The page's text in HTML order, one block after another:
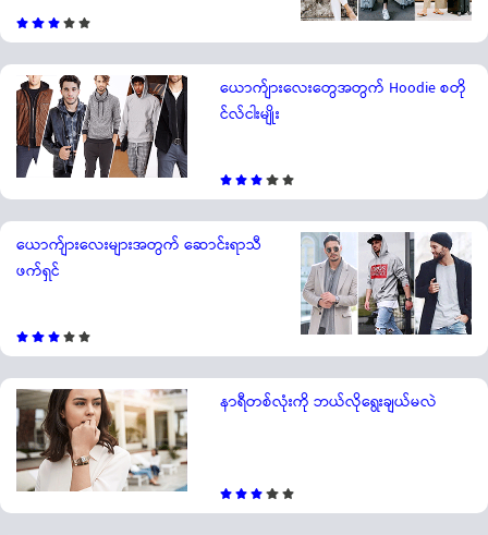
ယောက်ျားလေးတွေအတွက် Hoodie စတို
င်လ်ငါးမျိုး
ယောက်ျားလေးများအတွက် ဆောင်းရာသီ
ဖက်ရှင်
နာရီတစ်လုံးကို ဘယ်လိုရွေးချယ်မလဲ